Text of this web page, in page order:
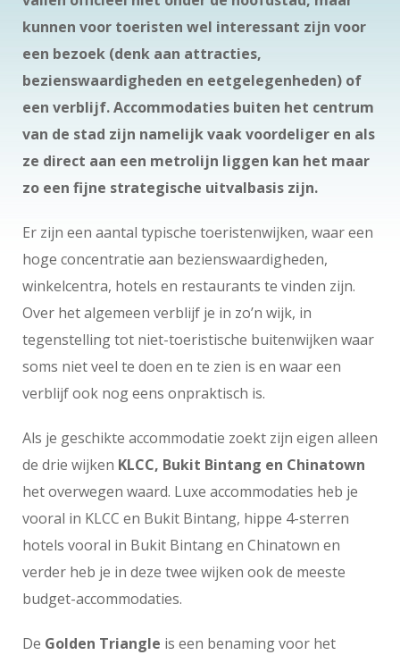
kunnen voor toeristen wel interessant zijn voor
een bezoek (denk aan attracties,
bezienswaardigheden en eetgelegenheden) of
een verblijf. Accommodaties buiten het centrum
van de stad zijn namelijk vaak voordeliger en als
ze direct aan een metrolijn liggen kan het maar
zo een fijne strategische uitvalbasis zijn.
Er zijn een aantal typische toeristenwijken, waar een
hoge concentratie aan bezienswaardigheden,
winkelcentra, hotels en restaurants te vinden zijn.
Over het algemeen verblijf je in zo’n wijk, in
tegenstelling tot niet-toeristische buitenwijken waar
soms niet veel te doen en te zien is en waar een
verblijf ook nog eens onpraktisch is.
Als je geschikte accommodatie zoekt zijn eigen alleen
de drie wijken KLCC, Bukit Bintang en Chinatown
het overwegen waard. Luxe accommodaties heb je
vooral in KLCC en Bukit Bintang, hippe 4-sterren
hotels vooral in Bukit Bintang en Chinatown en
verder heb je in deze twee wijken ook de meeste
budget-accommodaties.
De Golden Triangle is een benaming voor het